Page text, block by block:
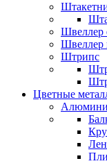
Швеллер
Швеллер
Штрипс
Цветные